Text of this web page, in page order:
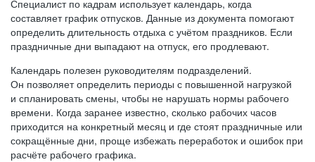
Специалист по кадрам использует календарь, когда
составляет график отпусков. Данные из документа помогают
определить длительность отдыха с учётом праздников. Если
праздничные дни выпадают на отпуск, его продлевают.
Календарь полезен руководителям подразделений.
Он позволяет определить периоды с повышенной нагрузкой
и спланировать смены, чтобы не нарушать нормы рабочего
времени. Когда заранее известно, сколько рабочих часов
приходится на конкретный месяц и где стоят праздничные или
сокращённые дни, проще избежать переработок и ошибок при
расчёте рабочего графика.